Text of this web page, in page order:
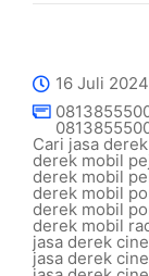
16 Juli 2024
Cari jasa
derek mobil
derek mobil
derek mobil
derek mobil
derek mobil
jasa derek
jasa derek